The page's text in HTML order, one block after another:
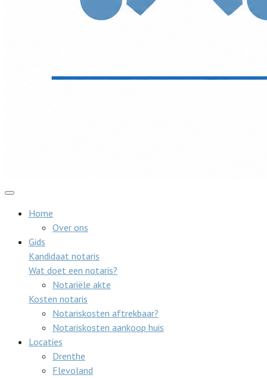
Home
Over ons
Gids
Kandidaat notaris
Wat doet een notaris?
Notariële akte
Kosten notaris
Notariskosten aftrekbaar?
Notariskosten aankoop huis
Locaties
Drenthe
Flevoland